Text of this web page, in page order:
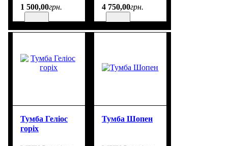
1 500,00грн.
4 750,00грн.
Тумба Геліос
горіх
Тумба Шопен